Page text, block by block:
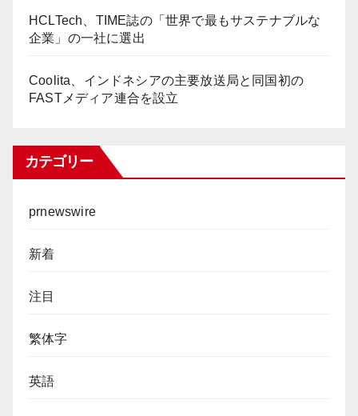
HCLTech、TIME誌の「世界で最もサステナブルな
企業」の一社に選出
Coolita、インドネシアの主要放送局と同国初の
FASTメディア連合を設立
カテゴリー
prnewswire
新着
注目
繁体字
英語